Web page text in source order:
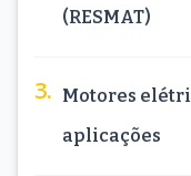
(RESMAT)
Motores
aplicações